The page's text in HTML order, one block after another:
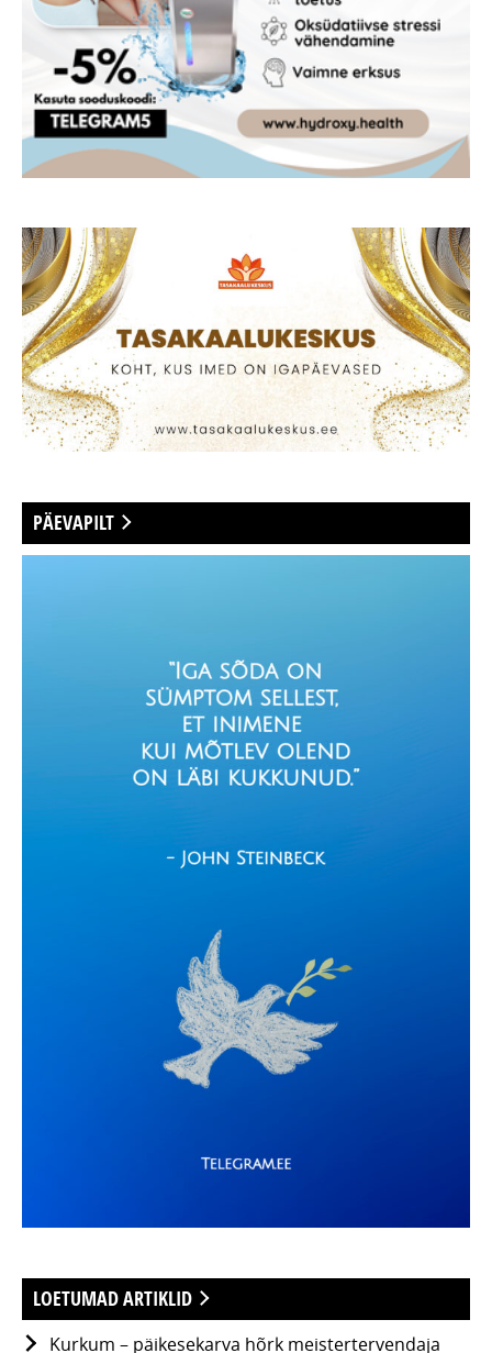
PÄEVAPILT
LOETUMAD ARTIKLID
Kurkum – päikesekarva hõrk meistertervendaja